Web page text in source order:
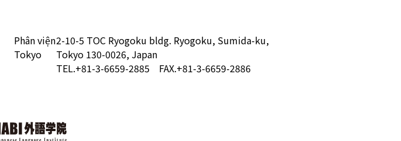
Phân viện
Tokyo
2-10-5 TOC Ryogoku bldg. Ryogoku, Sumida-ku,
Tokyo 130-0026, Japan
TEL.+81-3-6659-2885 FAX.+81-3-6659-2886